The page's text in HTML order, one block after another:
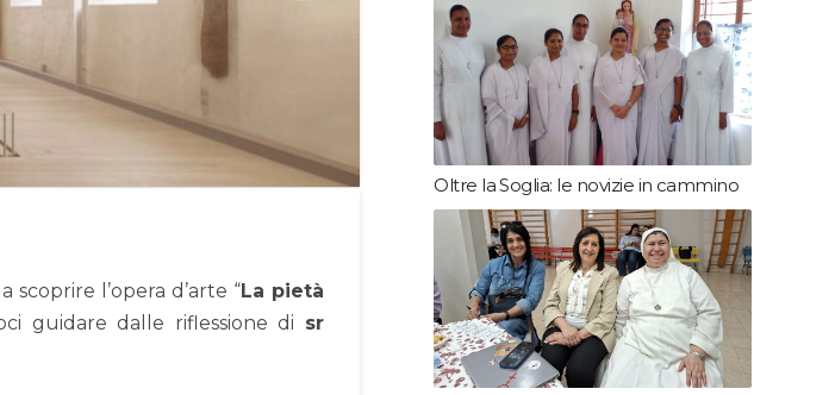
l’opera d’arte “La pietà
guidare dalle riflessione di sr
Oltre la Soglia: le novizie in cammino